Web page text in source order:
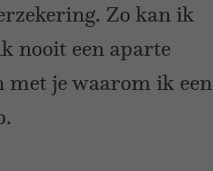
Zo kan ik
nooit een aparte
met je waarom ik een